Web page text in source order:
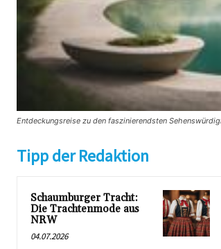
Entdeckungsreise zu den faszinierendsten
Tipp der Redaktion
Schaumburger Tracht:
Die Trachtenmode aus
NRW
04.07.2026